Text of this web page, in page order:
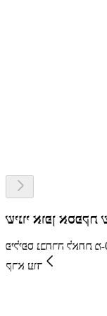
שירותי הבריאות
פיליפס נבחרה לאחת מ-100 החברות החדשניות המובילות בעולם של Clarivate™ זו השנה ה-12 ברציפות.
קרא עוד